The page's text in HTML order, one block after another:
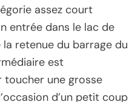
assez court
entrée dans le lac de
retenue du barrage du
est
une grosse
d’un petit coup